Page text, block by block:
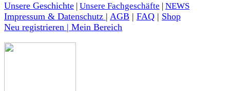
Unsere Geschichte | Unsere Fachgeschäfte | NEWS
Impressum & Datenschutz | AGB | FAQ | Shop
Neu registrieren | Mein Bereich